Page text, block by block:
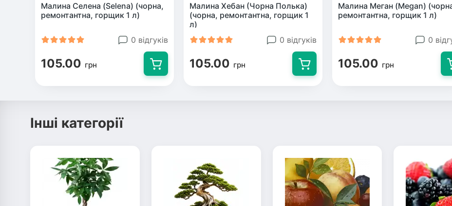
Малина Селена (Selena) (чорна,
ремонтантна, горщик 1 л)
0 відгуків
105.00 грн
Малина Хебан (Чорна Полька)
(чорна, ремонтантна, горщик 1
л)
0 відгуків
105.00 грн
Малина Меган (Megan)
ремонтантна, горщик 1 л)
0
105.00 грн
Інші категорії